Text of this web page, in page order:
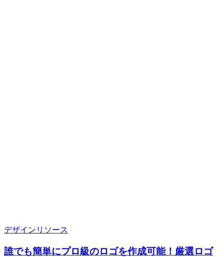
デザインリソース
誰でも簡単にプロ級のロゴを作成可能！厳選ロゴ